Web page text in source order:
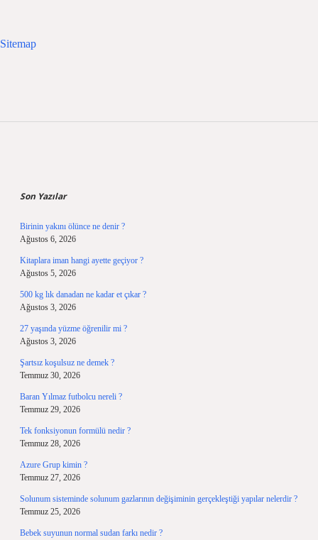
Sitemap
Son Yazılar
Birinin yakını ölünce ne denir ?
Ağustos 6, 2026
Kitaplara iman hangi ayette geçiyor ?
Ağustos 5, 2026
500 kg lık danadan ne kadar et çıkar ?
Ağustos 3, 2026
27 yaşında yüzme öğrenilir mi ?
Ağustos 3, 2026
Şartsız koşulsuz ne demek ?
Temmuz 30, 2026
Baran Yılmaz futbolcu nereli ?
Temmuz 29, 2026
Tek fonksiyonun formülü nedir ?
Temmuz 28, 2026
Azure Grup kimin ?
Temmuz 27, 2026
Solunum sisteminde solunum gazlarının değişiminin gerçekleştiği yapılar nelerdir ?
Temmuz 25, 2026
Bebek suyunun normal sudan farkı nedir ?